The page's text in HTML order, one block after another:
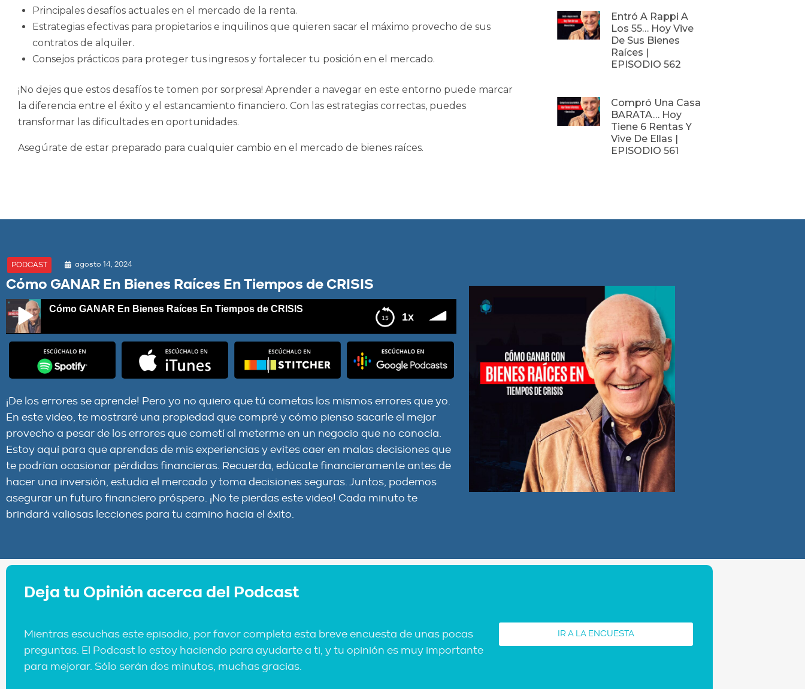
Principales desafíos actuales en el mercado de la renta.
Estrategias efectivas para propietarios e inquilinos que quieren sacar el máximo provecho de sus
contratos de alquiler.
Consejos prácticos para proteger tus ingresos y fortalecer tu posición en el mercado.
¡No dejes que estos desafíos te tomen por sorpresa! Aprender a navegar en este entorno puede marcar
la diferencia entre el éxito y el estancamiento financiero. Con las estrategias correctas, puedes
transformar las dificultades en oportunidades.
Asegúrate de estar preparado para cualquier cambio en el mercado de bienes raíces.
Entró A Rappi A
Los 55… Hoy Vive
De Sus Bienes
Raíces |
EPISODIO 562
Compró Una Casa
BARATA… Hoy
Tiene 6 Rentas Y
Vive De Ellas |
EPISODIO 561
PODCAST agosto 14, 2024
Cómo GANAR En Bienes Raíces En Tiempos de CRISIS
1x
Cómo GANAR En Bienes Raíces En Tiempos de CRISIS
Cómo GANAR En Bienes Raíces En Tiempos de CRISIS
¡De los errores se aprende! Pero yo no quiero que tú cometas los mismos errores que yo.
En este video, te mostraré una propiedad que compré y cómo pienso sacarle el mejor
provecho a pesar de los errores que cometí al meterme en un negocio que no conocía.
Estoy aquí para que aprendas de mis experiencias y evites caer en malas decisiones que
te podrían ocasionar pérdidas financieras. Recuerda, edúcate financieramente antes de
hacer una inversión, estudia el mercado y toma decisiones seguras. Juntos, podemos
asegurar un futuro financiero próspero. ¡No te pierdas este video! Cada minuto te
brindará valiosas lecciones para tu camino hacia el éxito.
Deja tu Opinión acerca del Podcast
Mientras escuchas este episodio, por favor completa esta breve encuesta de unas pocas
preguntas. El Podcast lo estoy haciendo para ayudarte a ti, y tu opinión es muy importante
para mejorar. Sólo serán dos minutos, muchas gracias.
IR A LA ENCUESTA